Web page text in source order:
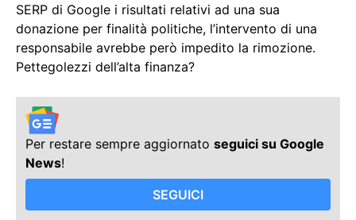
SERP di Google i risultati relativi ad una sua
donazione per finalità politiche, l’intervento di una
responsabile avrebbe però impedito la rimozione.
Pettegolezzi dell’alta finanza?
Per restare sempre aggiornato seguici su Google
News!
SEGUICI